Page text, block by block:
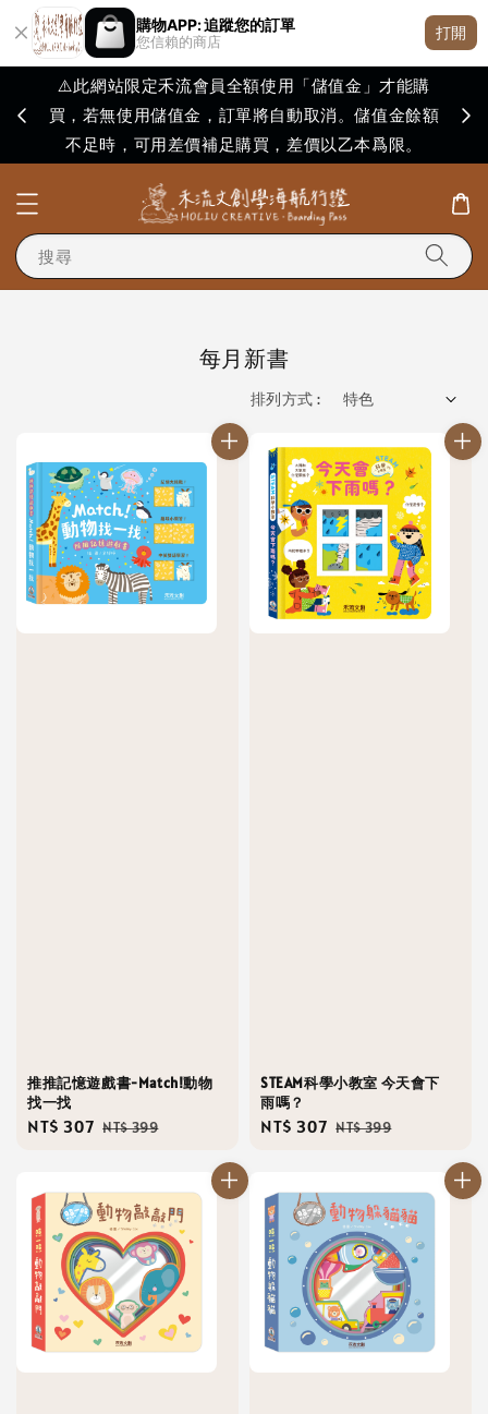
購物APP: 追蹤您的訂單
您信賴的商店
打開
⚠️此網站限定禾流會員全額使用「儲值金」才能購
買，若無使用儲值金，訂單將自動取消。儲值金餘額
不足時，可用差價補足購買，差價以乙本爲限。
購
搜尋
每月新書
排列方式 :
推推記憶遊戲書-Match!動物
找一找
Sale
NT$ 307 Regular
NT$ 399
STEAM科學小教室 今天會下
雨嗎？
Sale
NT$ 307 Regular
NT$ 399